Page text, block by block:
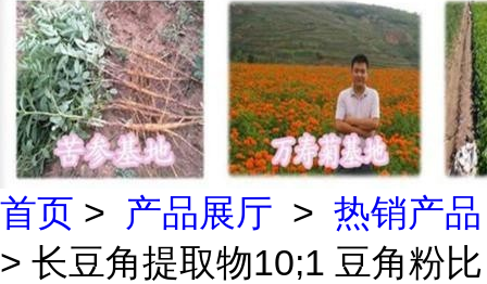
首页 > 产品展厅 > 热销产品
> 长豆角提取物10;1 豆角粉比